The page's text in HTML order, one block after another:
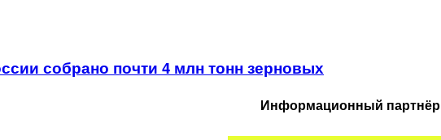
собрано почти 4 млн тонн зерновых
Информационный партнёр